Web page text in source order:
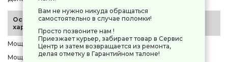
Основные
характеристики
Мощность максимальная
1500 Вт
Мощность номинальная
300 Вт
Вам не нужно никуда обращаться
самостоятельно в случае поломки!
Просто позвоните нам !
Приезжает курьер, забирает товар в Сервис
Центр и затем возвращается из ремонта,
делая отметку в Гарантийном талоне!